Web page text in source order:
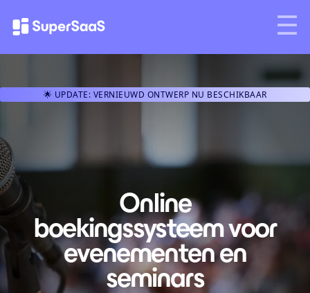
🌟 UPDATE: VERNIEUWD ONTWERP NU BESCHIKBAAR
Online
boekingssysteem voor
evenementen en
seminars